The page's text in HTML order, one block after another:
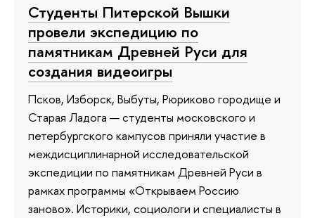
Студенты Питерской Вышки
провели экспедицию по
памятникам Древней Руси для
создания видеоигры
Псков, Изборск, Выбуты, Рюриково городище и
Старая Ладога — студенты московского и
петербургского кампусов приняли участие в
междисциплинарной исследовательской
экспедиции по памятникам Древней Руси в
рамках программы «Открываем Россию
заново». Историки, социологи и специалисты в